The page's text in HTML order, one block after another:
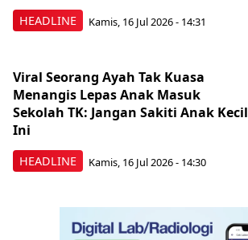
HEADLINE Kamis, 16 Jul 2026 - 14:31
HEADLINE
Viral Seorang Ayah Tak Kuasa
Menangis Lepas Anak Masuk
Sekolah TK: Jangan Sakiti Anak Kecil
Ini
Kamis, 16 Jul 2026 - 14:30